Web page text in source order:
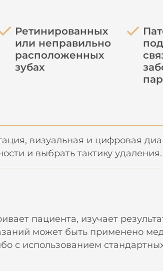
Ретинированных
или неправильно
расположенных
зубах
визуальная и цифровая
и выбрать тактику удаления.
пациента, изучает
может быть применено
с использованием